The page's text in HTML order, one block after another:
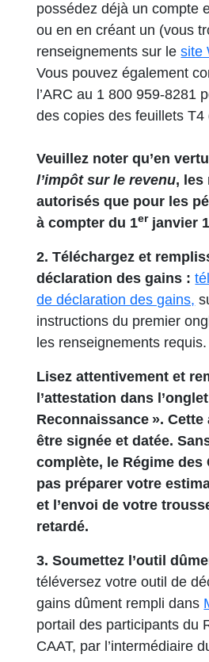
possédez déjà un compte
ou en en créant un (vous
renseignements sur lesite
Vous pouvez également
l’ARC au 1 800 959-8281
des copies des feuillets T4
Veuillez noter qu’en
l’impôt sur le revenu, les
autorisés que pour les
à compter du 1erjanvier
2. Téléchargez et
déclaration des gains :
de déclaration des gains,
instructions du premier
les renseignements requis.
Lisez attentivement et
l’attestation dans
Reconnaissance ».
être signée et datée.
complète, le Régime des
pas préparer votre
et l’envoi de votre
retardé.
3. Soumettez l’outil
téléversez votre outil de
gains dûment rempli dans
portail des participants du
CAAT, par l’intermédiaire